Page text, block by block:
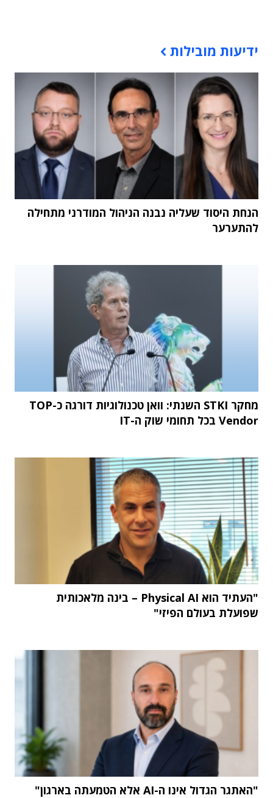
ידיעות מובילות
הנחת היסוד שעליה נבנה הניהול המודרני מתחילה
להתערער
מחקר STKI השנתי: וואן טכנולוגיות דורגה כ-TOP
Vendor בכל תחומי שוק ה-IT
"העתיד הוא Physical AI – בינה מלאכותית
שפועלת בעולם הפיזי"
"האתגר הגדול אינו ה-AI אלא הטמעתה בארגון"